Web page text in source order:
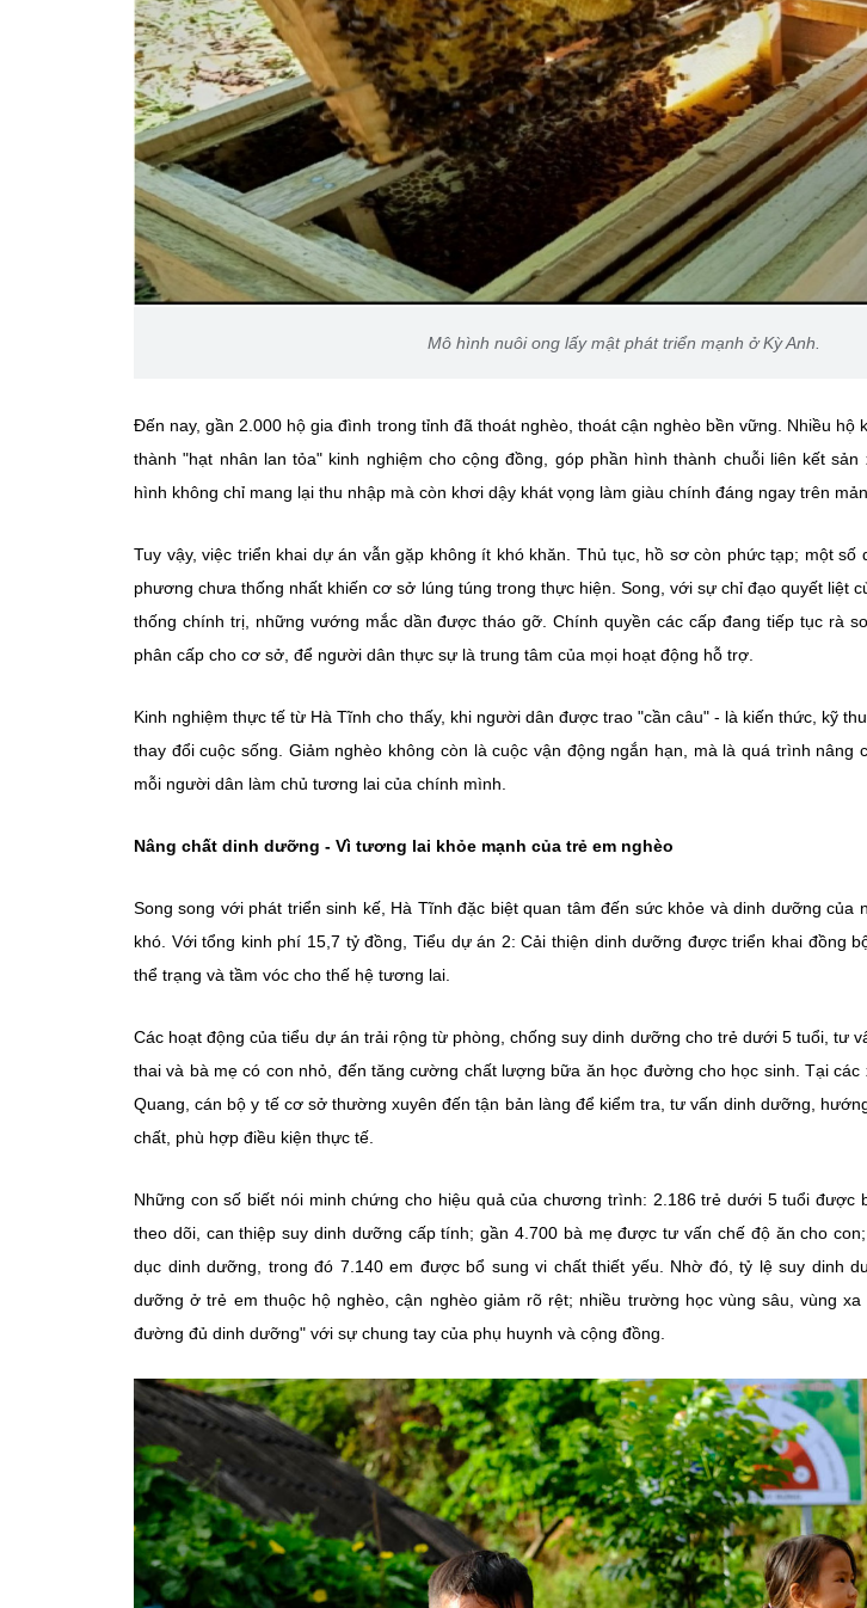
Mô hình nuôi ong lấy mật phát triển mạnh ở Kỳ Anh.
Đến nay, gần 2.000 hộ gia đình trong tỉnh đã thoát nghèo, thoát cận nghèo bền vững. Nhiều hộ
thành "hạt nhân lan tỏa" kinh nghiệm cho cộng đồng, góp phần hình thành chuỗi liên kết
hình không chỉ mang lại thu nhập mà còn khơi dậy khát vọng làm giàu chính đáng ngay trên
Tuy vậy, việc triển khai dự án vẫn gặp không ít khó khăn. Thủ tục, hồ sơ còn phức tạp; một số
phương chưa thống nhất khiến cơ sở lúng túng trong thực hiện. Song, với sự chỉ đạo quyết liệt
thống chính trị, những vướng mắc dần được tháo gỡ. Chính quyền các cấp đang tiếp tục rà
phân cấp cho cơ sở, để người dân thực sự là trung tâm của mọi hoạt động hỗ trợ.
Kinh nghiệm thực tế từ Hà Tĩnh cho thấy, khi người dân được trao "cần câu" - là kiến thức, kỹ
thay đổi cuộc sống. Giảm nghèo không còn là cuộc vận động ngắn hạn, mà là quá trình nâng
mỗi người dân làm chủ tương lai của chính mình.
Nâng chất dinh dưỡng - Vì tương lai khỏe mạnh của trẻ em nghèo
Song song với phát triển sinh kế, Hà Tĩnh đặc biệt quan tâm đến sức khỏe và dinh dưỡng của
khó. Với tổng kinh phí 15,7 tỷ đồng, Tiểu dự án 2: Cải thiện dinh dưỡng được triển khai đồng
thể trạng và tầm vóc cho thế hệ tương lai.
Các hoạt động của tiểu dự án trải rộng từ phòng, chống suy dinh dưỡng cho trẻ dưới 5 tuổi, tư
thai và bà mẹ có con nhỏ, đến tăng cường chất lượng bữa ăn học đường cho học sinh. Tại
Quang, cán bộ y tế cơ sở thường xuyên đến tận bản làng để kiểm tra, tư vấn dinh dưỡng,
chất, phù hợp điều kiện thực tế.
Những con số biết nói minh chứng cho hiệu quả của chương trình: 2.186 trẻ dưới 5 tuổi được
theo dõi, can thiệp suy dinh dưỡng cấp tính; gần 4.700 bà mẹ được tư vấn chế độ ăn cho
dục dinh dưỡng, trong đó 7.140 em được bổ sung vi chất thiết yếu. Nhờ đó, tỷ lệ suy dinh
dưỡng ở trẻ em thuộc hộ nghèo, cận nghèo giảm rõ rệt; nhiều trường học vùng sâu, vùng
đường đủ dinh dưỡng" với sự chung tay của phụ huynh và cộng đồng.